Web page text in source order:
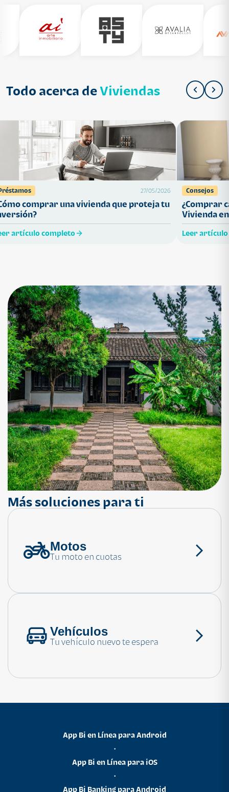
Todo acerca deViviendas
27/05/2026
comprar una vivienda que proteja tu
artículo completo
Consejos
¿Comprar
Vivienda
Leer
¿Necesitas ayuda?
Más soluciones para ti
Motos
Tu moto en cuotas
Vehículos
Tu vehículo nuevo te espera
App Bi en Línea para Android
•
App Bi en Línea para iOS
•
App Bi Banking para Android